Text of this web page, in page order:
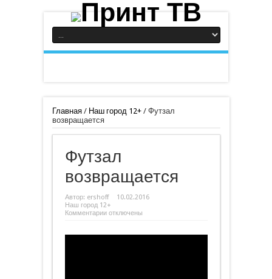
Главная/ Наш город 12+/ Футзал
возвращается
Футзал
возвращается
Автор: ershoff
10.02.2016
Наш город 12+
Комментариик
возвращается
отключены